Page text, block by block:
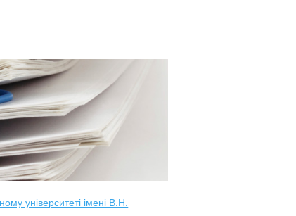
університеті імені В.Н.